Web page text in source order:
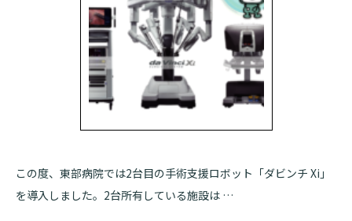
東部病院の特長
一歩先の医療の提供
公式SNSアカウント一覧
ご来院にあたって
交通アクセス
院内のルールについて
フロアマップ
院内施設のご案内
訪問看護指示書について
医療関係者向け講習・研修
人材開発センター
当院退職後のカルテ閲覧手続き
クラウドファンディング
診療予約
ご相談・お問い合わせ
この度、東部病院では2台目の手術支援ロボット「ダビンチ Xi」
を導入しました。2台所有している施設は …